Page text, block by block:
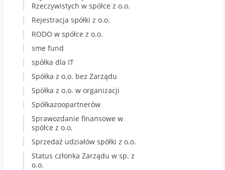
Rzeczywistych w spółce z o.o.
Rejestracja spółki z o.o.
RODO w spółce z o.o.
sme fund
spółka dla IT
Spółka z o.o. bez Zarządu
Spółka z o.o. w organizacji
Spółkazoopartnerów
Sprawozdanie finansowe w
spółce z o.o.
Sprzedaż udziałów spółki z o.o.
Status członka Zarządu w sp. z
o.o.